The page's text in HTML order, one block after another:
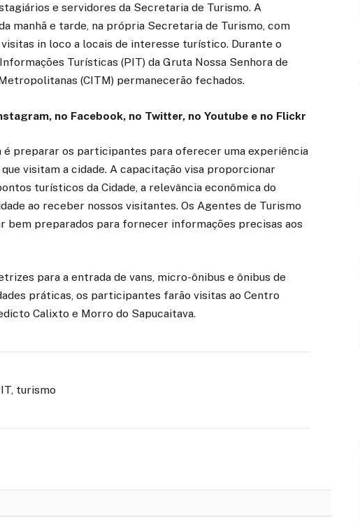
e servidores da Secretaria de Turismo. A
manhã e tarde, na própria Secretaria de Turismo, com
in loco a locais de interesse turístico. Durante o
Turísticas (PIT) da Gruta Nossa Senhora de
(CITM) permanecerão fechados.
no Facebook, no Twitter, no Youtube e no Flickr
preparar os participantes para oferecer uma experiência
visitam a cidade. A capacitação visa proporcionar
turísticos da Cidade, a relevância econômica do
ao receber nossos visitantes. Os Agentes de Turismo
bem preparados para fornecer informações precisas aos
para a entrada de vans, micro-ônibus e ônibus de
práticas, os participantes farão visitas ao Centro
Calixto e Morro do Sapucaitava.
turismo